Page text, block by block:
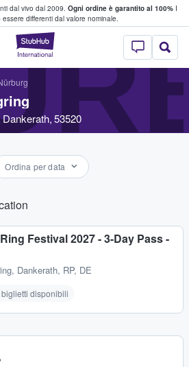
dal vivo dal 2009. Ogni ordine è garantito al 100%I
differenti dal valore nominale.
StubHub - Dove
vendono biglietti
53520
Ordina per data
Festival 2027 - 3-Day Pass -
, Dankerath, RP, DE
disponibili